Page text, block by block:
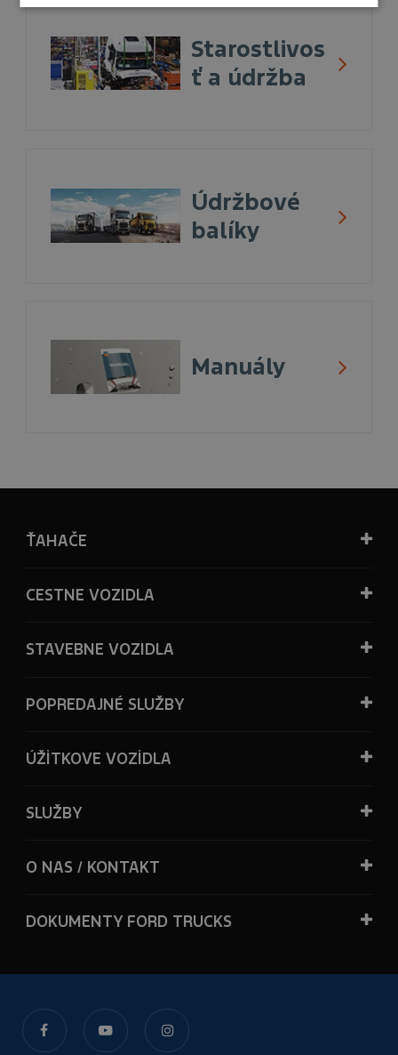
Starostlivos
ť a údržba
Údržbové
balíky
Manuály
ŤAHAČE
CESTNE VOZIDLA
STAVEBNE VOZIDLA
POPREDAJNÉ SLUŽBY
ÚŽİTKOVE VOZİDLA
SLUŽBY
O NAS / KONTAKT
DOKUMENTY FORD TRUCKS